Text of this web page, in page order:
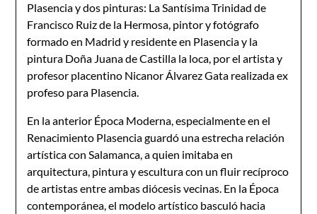
Plasencia y dos pinturas: La Santísima Trinidad de
Francisco Ruiz de la Hermosa, pintor y fotógrafo
formado en Madrid y residente en Plasencia y la
pintura Doña Juana de Castilla la loca, por el artista y
profesor placentino Nicanor Álvarez Gata realizada ex
profeso para Plasencia.
En la anterior Época Moderna, especialmente en el
Renacimiento Plasencia guardó una estrecha relación
artística con Salamanca, a quien imitaba en
arquitectura, pintura y escultura con un fluir recíproco
de artistas entre ambas diócesis vecinas. En la Época
contemporánea, el modelo artístico basculó hacia